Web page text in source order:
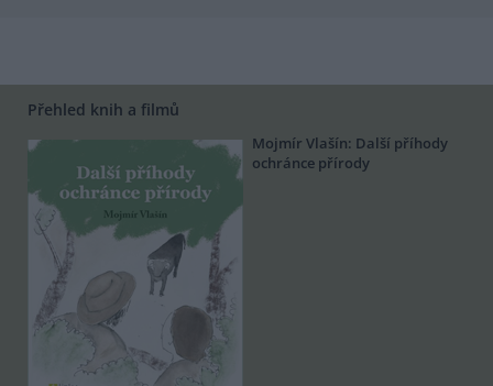
Přehled knih a filmů
Mojmír Vlašín: Další příhody
ochránce přírody